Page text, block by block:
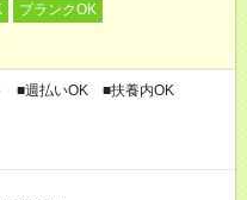
ブランクOK
■週払いOK ■扶養内OK